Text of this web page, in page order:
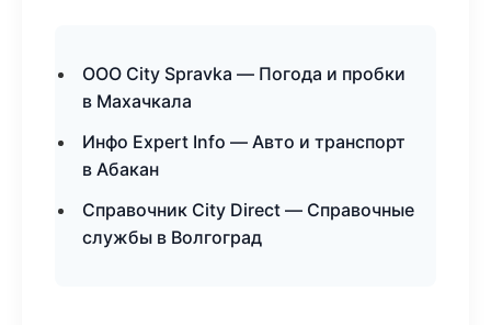
ООО City Spravka — Погода и пробки
в Махачкала
Инфо Expert Info — Авто и транспорт
в Абакан
Справочник City Direct — Справочные
службы в Волгоград